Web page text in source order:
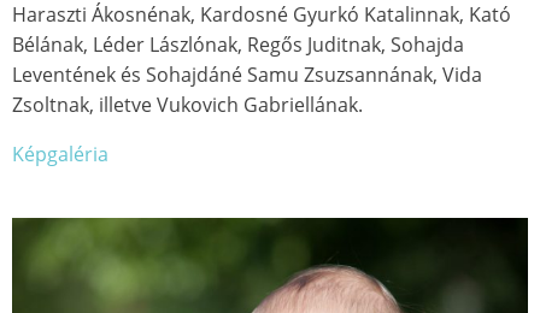
Haraszti Ákosnénak, Kardosné Gyurkó Katalinnak, Kató
Bélának, Léder Lászlónak, Regős Juditnak, Sohajda
Leventének és Sohajdáné Samu Zsuzsannának, Vida
Zsoltnak, illetve Vukovich Gabriellának.
Képgaléria